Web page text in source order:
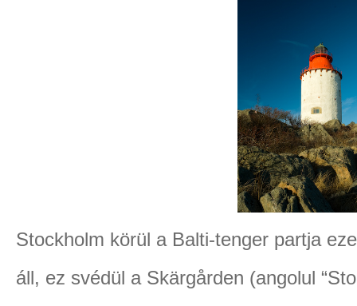
Stockholm körül a Balti-tenger partja
áll, ez svédül a Skärgården (angolul